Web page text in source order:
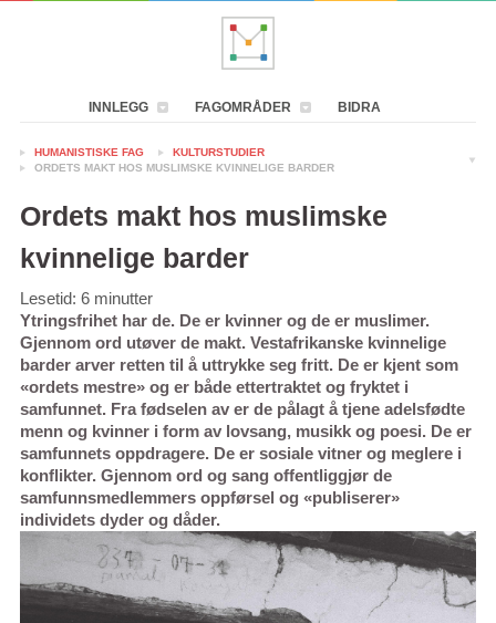
INNLEGG FAGOMRÅDER BIDRA
HUMANISTISKE FAG
KULTURSTUDIER
ORDETS MAKT HOS MUSLIMSKE KVINNELIGE BARDER
Ordets makt hos muslimske
kvinnelige barder
Lesetid: 6 minutter
Ytringsfrihet har de. De er kvinner og de er muslimer.
Gjennom ord utøver de makt. Vestafrikanske kvinnelige
barderarver retten til å uttrykke seg fritt. De er kjent som
«ordets mestre» og er både ettertraktet og fryktet i
samfunnet. Fra fødselen av er de pålagt å tjene adelsfødte
menn og kvinner i form av lovsang, musikk og poesi. De er
samfunnets oppdragere. De er sosiale vitner og meglere i
konflikter. Gjennom ord og sang offentliggjør de
samfunnsmedlemmers oppførsel og «publiserer»
individets dyder og dåder.